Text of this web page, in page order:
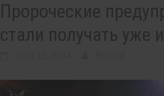
Пророческие
стали получать уже